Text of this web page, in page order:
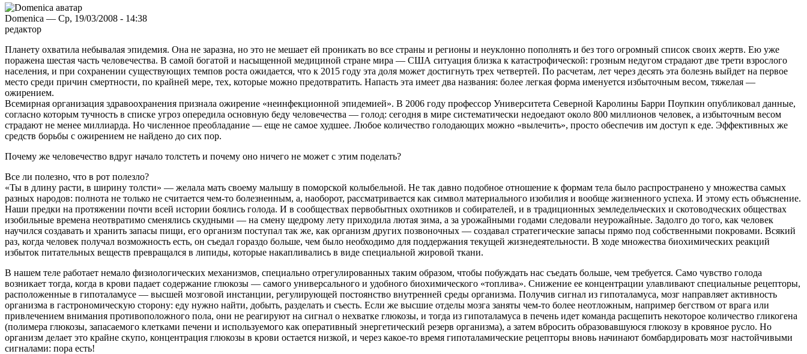
Domenica — Ср, 19/03/2008 - 14:38
редактор
Планету охватила небывалая эпидемия. Она не заразна, но это не мешает ей проникать во все страны и регионы и неуклонно пополнять и без того огромный список своих жертв. Ею уже
поражена шестая часть человечества. В самой богатой и насыщенной медициной стране мира — США ситуация близка к катастрофической: грозным недугом страдают две трети взрослого
населения, и при сохранении существующих темпов роста ожидается, что к 2015 году эта доля может достигнуть трех четвертей. По расчетам, лет через десять эта болезнь выйдет на первое
место среди причин смертности, по крайней мере, тех, которые можно предотвратить. Напасть эта имеет два названия: более легкая форма именуется избыточным весом, тяжелая —
ожирением.
Всемирная организация здравоохранения признала ожирение «неинфекционной эпидемией». В 2006 году профессор Университета Северной Каролины Барри Поупкин опубликовал данные,
согласно которым тучность в списке угроз опередила основную беду человечества — голод: сегодня в мире систематически недоедают около 800 миллионов человек, а избыточным весом
страдают не менее миллиарда. Но численное преобладание — еще не самое худшее. Любое количество голодающих можно «вылечить», просто обеспечив им доступ к еде. Эффективных же
средств борьбы с ожирением не найдено до сих пор.
Почему же человечество вдруг начало толстеть и почему оно ничего не может с этим поделать?
Все ли полезно, что в рот полезло?
«Ты в длину расти, в ширину толсти» — желала мать своему малышу в поморской колыбельной. Не так давно подобное отношение к формам тела было распространено у множества самых
разных народов: полнота не только не считается чем-то болезненным, а, наоборот, рассматривается как символ материального изобилия и вообще жизненного успеха. И этому есть объяснение.
Наши предки на протяжении почти всей истории боялись голода. И в сообществах первобытных охотников и собирателей, и в традиционных земледельческих и скотоводческих обществах
изобильные времена неотвратимо сменялись скудными — на смену щедрому лету приходила лютая зима, а за урожайными годами следовали неурожайные. Задолго до того, как человек
научился создавать и хранить запасы пищи, его организм поступал так же, как организм других позвоночных — создавал стратегические запасы прямо под собственными покровами. Всякий
раз, когда человек получал возможность есть, он съедал гораздо больше, чем было необходимо для поддержания текущей жизнедеятельности. В ходе множества биохимических реакций
избыток питательных веществ превращался в липиды, которые накапливались в виде специальной жировой ткани.
В нашем теле работает немало физиологических механизмов, специально отрегулированных таким образом, чтобы побуждать нас съедать больше, чем требуется. Само чувство голода
возникает тогда, когда в крови падает содержание глюкозы — самого универсального и удобного биохимического «топлива». Снижение ее концентрации улавливают специальные рецепторы,
расположенные в гипоталамусе — высшей мозговой инстанции, регулирующей постоянство внутренней среды организма. Получив сигнал из гипоталамуса, мозг направляет активность
организма в гастрономическую сторону: еду нужно найти, добыть, разделать и съесть. Если же высшие отделы мозга заняты чем-то более неотложным, например бегством от врага или
привлечением внимания противоположного пола, они не реагируют на сигнал о нехватке глюкозы, и тогда из гипоталамуса в печень идет команда расщепить некоторое количество гликогена
(полимера глюкозы, запасаемого клетками печени и используемого как оперативный энергетический резерв организма), а затем вбросить образовавшуюся глюкозу в кровяное русло. Но
организм делает это крайне скупо, концентрация глюкозы в крови остается низкой, и через какое-то время гипоталамические рецепторы вновь начинают бомбардировать мозг настойчивыми
сигналами: пора есть!